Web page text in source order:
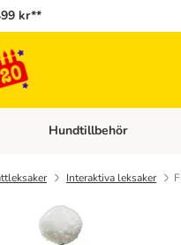
kr**
Open category menu:
Hundtillbehör
Interaktiva leksaker